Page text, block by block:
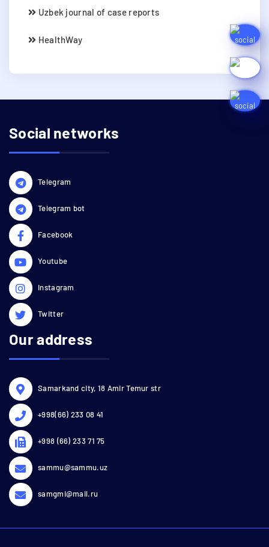
Uzbek journal of case reports
HealthWay
Social networks
Telegram
Telegram bot
Facebook
Youtube
Instagram
Twitter
Our address
Samarkand city, 18 Amir Temur str
+998(66) 233 08 41
+998 (66) 233 71 75
sammu@sammu.uz
samgmi@mail.ru